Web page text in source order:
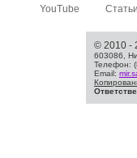
YouTube Статьи
© 2010 -
603086,
Телефон:
Email: